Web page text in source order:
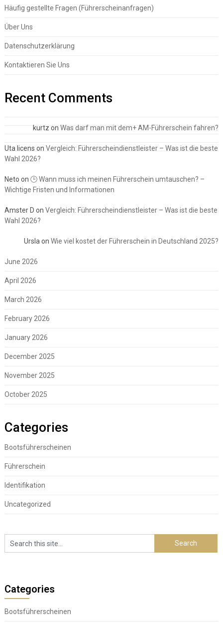
Häufig gestellte Fragen (Führerscheinanfragen)
Über Uns
Datenschutzerklärung
Kontaktieren Sie Uns
Recent Comments
kurtz onWas darf man mit dem+ AM-Führerschein fahren?
Uta licens on Vergleich: Führerscheindienstleister – Was ist die beste
Wahl 2026?
Neto on 🕒 Wann muss ich meinen Führerschein umtauschen? –
Wichtige Fristen und Informationen
Amster D on Vergleich: Führerscheindienstleister – Was ist die beste
Wahl 2026?
Ursla onWie viel kostet der Führerschein in Deutschland 2025?
June 2026
April 2026
March 2026
February 2026
January 2026
December 2025
November 2025
October 2025
Categories
Bootsführerscheinen
Führerschein
Identifikation
Uncategorized
Categories
Bootsführerscheinen